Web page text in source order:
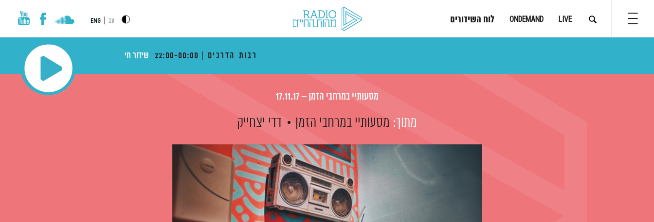
LIVE
ONDEMAND לוח השידורים עב ENG
רבות הדרכים 22:00-00:00 שידור חי
מסעותיי במרחבי הזמן – 17.11.17
מתוך: מסעותיי במרחבי הזמן דדי יצחייק